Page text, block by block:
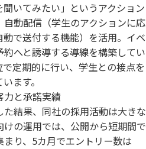
いてみたい」というアクション
動配信（学生のアクションに応
で送付する機能）を活用。イベ
へと誘導する導線を構築してい
定期的に行い、学生との接点を
ます。
力と承諾実績
結果、同社の採用活動は大きな
の運用では、公開から短期間で
り、5カ月でエントリー数は